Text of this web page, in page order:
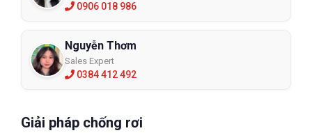
0906 018 986
Nguyễn Thơm
Sales Expert
0384 412 492
Giải pháp chống rơi